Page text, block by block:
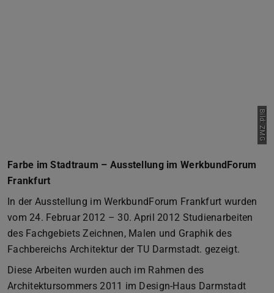
Bild: ZMG
Farbe im Stadtraum – Ausstellung im WerkbundForum
Frankfurt
In der Ausstellung im WerkbundForum Frankfurt wurden
vom 24. Februar 2012 – 30. April 2012 Studienarbeiten
des Fachgebiets Zeichnen, Malen und Graphik des
Fachbereichs Architektur der TU Darmstadt. gezeigt.
Diese Arbeiten wurden auch im Rahmen des
Architektursommers 2011 im Design-Haus Darmstadt